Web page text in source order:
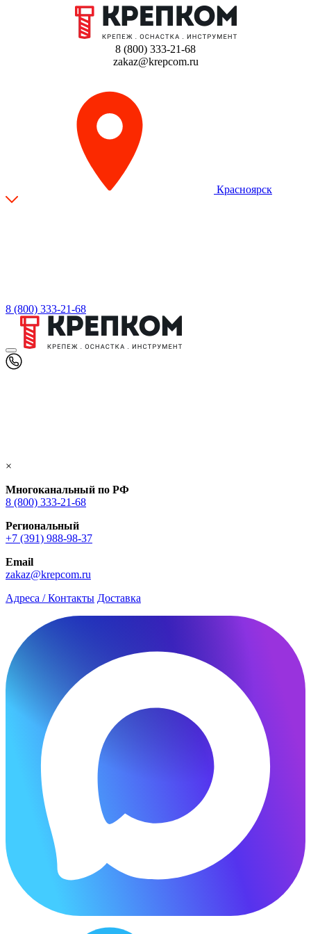
8 (800) 333-21-68
zakaz@krepcom.ru
Красноярск
8 (800) 333-21-68
×
Многоканальный по РФ
8 (800) 333‑21-68
Региональный
+7 (391) 988-98-37
Email
zakaz@krepcom.ru
Адреса / Контакты Доставка